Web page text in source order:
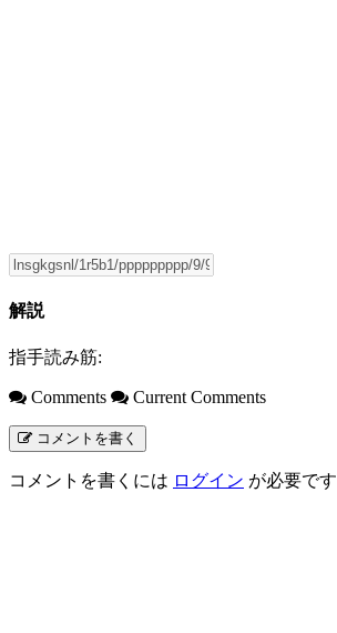
解説
指手読み筋:
Comments Current Comments
コメントを書く
コメントを書くには ログイン が必要です